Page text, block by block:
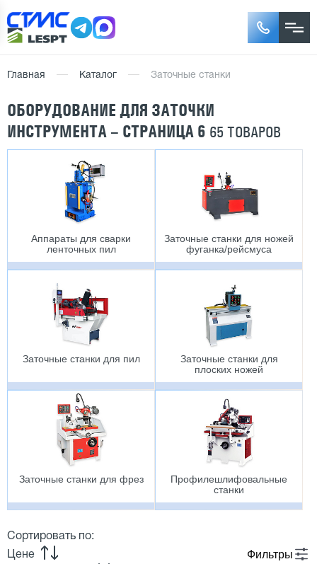
Главная Каталог Заточные станки
ОБОРУДОВАНИЕ ДЛЯ ЗАТОЧКИ
ИНСТРУМЕНТА – СТРАНИЦА 6 65 ТОВАРОВ
Аппараты для сварки
ленточных пил
Заточные станки для ножей
фуганка/рейсмуса
Заточные станки для пил
Заточные станки для
плоских ножей
Заточные станки для фрез
Профилешлифовальные
станки
Фильтры
Сортировать по:
Цене